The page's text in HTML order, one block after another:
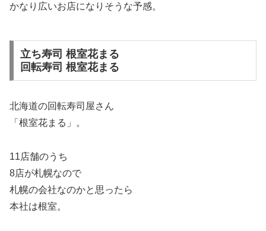
かなり広いお店になりそうな予感。
立ち寿司 根室花まる
回転寿司 根室花まる
北海道の回転寿司屋さん
「根室花まる」。
11店舗のうち
8店が札幌なので
札幌の会社なのかと思ったら
本社は根室。